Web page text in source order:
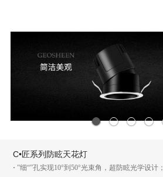
C•匠系列防眩天花灯
·”细“”孔实现10°到50°光束角，超防眩光学设计；